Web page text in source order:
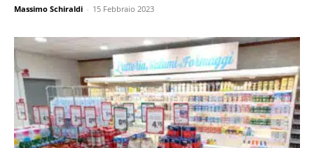
Massimo Schiraldi - 15 Febbraio 2023